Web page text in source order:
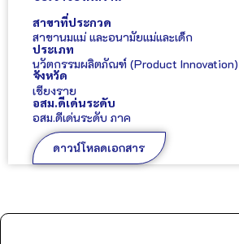
สาขาที่ประกวด
สาขานมแม่ และอนามัยแม่และเด็ก
ประเภท
นวัตกรรมผลิตภัณฑ์ (Product Innovation)
จังหวัด
เชียงราย
อสม.ดีเด่นระดับ
อสม.ดีเด่นระดับ ภาค
ดาวน์โหลดเอกสาร